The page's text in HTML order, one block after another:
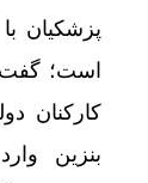
پزشکیان
است؛ گفت: